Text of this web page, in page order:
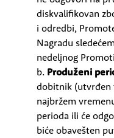
diskvalifikovan
i odredbi,
Nagradu
nedeljnog
b. Produženi
dobitnik (utvrđen
najbržem
perioda ili će
biće obavešten